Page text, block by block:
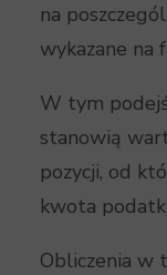
na
wykazane na
W tym
stanowią
pozycji, od
kwota
Obliczenia w